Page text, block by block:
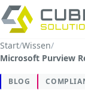
Leistungen
clarios
Start/Wissen/
Microsoft Purview
BLOG